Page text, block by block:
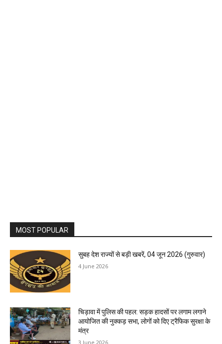
MOST POPULAR
सुबह देश राज्यों से बड़ी खबरें, 04 जून 2026 (गुरुवार)
4 June 2026
चिड़ावा में पुलिस की पहल: सड़क हादसों पर लगाम लगाने
आयोजित की नुक्कड़ सभा, लोगों को दिए ट्रैफिक सुरक्षा के
मंत्र
3 June 2026